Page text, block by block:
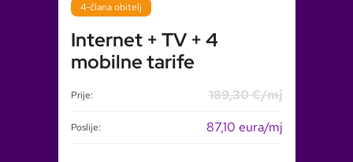
4-člana obitelj
Internet + TV + 4
mobilne tarife
Prije: 189,30 €/mj
Poslije: 87,10 eura/mj